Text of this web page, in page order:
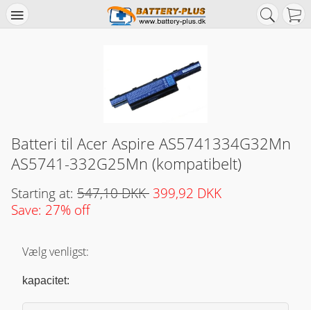
Batteri til Acer Aspire AS5741334G32Mn
AS5741-332G25Mn (kompatibelt)
Starting at: 547,10 DKK 399,92 DKK
Save: 27% off
Vælg venligst:
kapacitet: